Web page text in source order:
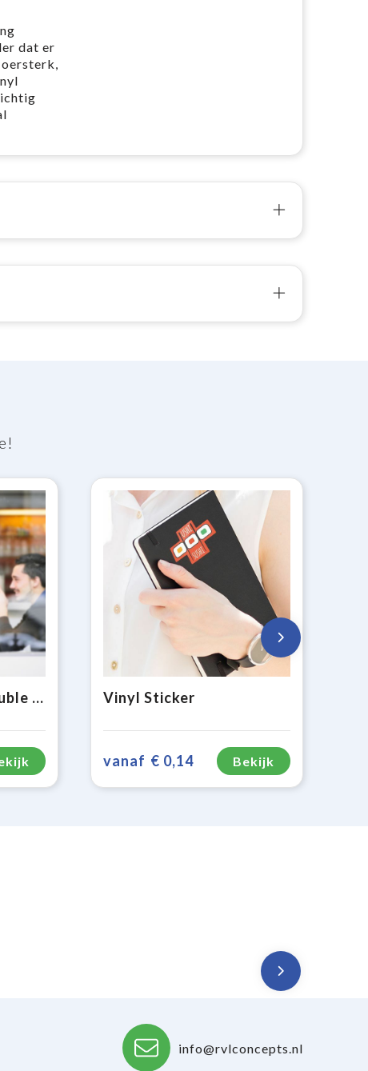
dat er
Window Sticker Double Sided Easy Apply Vinyl Sticker
vanaf € 0,14 Bekijk
info@rvlconcepts.nl